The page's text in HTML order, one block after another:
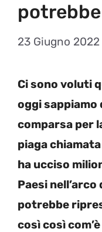
23 Giugno 2022
Ci sono voluti
oggi sappiamo
comparsa per
piaga
ha ucciso
Paesi nell’arco
potrebbe
così così